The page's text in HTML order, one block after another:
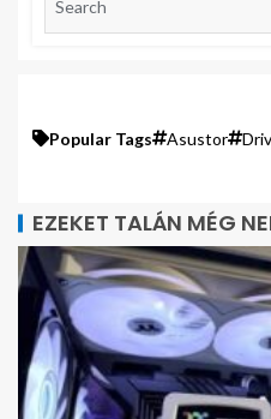
Popular Tags Asustor
EZEKET TALÁN MÉG